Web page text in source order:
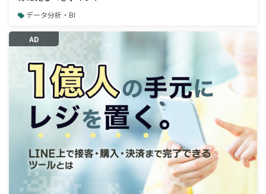
データ分析・BI
AD